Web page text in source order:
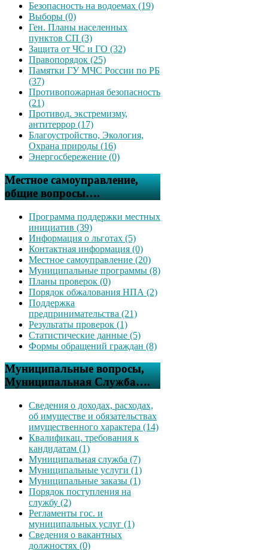
Безопасность на водоемах (19)
Выборы (0)
Ген. Планы населенных
пунктов СП (3)
Защита от ЧС и ГО (32)
Правопорядок (25)
Памятки ГУ МЧС России по РБ
(37)
Противопожарная безопасность
(21)
Противод. экстремизму,
антитеррор (17)
Благоустройство, Экология,
Охрана природы (16)
Энергосбережение (0)
Местное самоуправление,
общие вопросы….
Программа поддержки местных
инициатив (39)
Информация о льготах (5)
Контактная информация (0)
Местное самоуправление (20)
Муниципальные программы (8)
Планы проверок (0)
Порядок обжалования НПА (2)
Поддержка
предпринимательства (21)
Результаты проверок (1)
Статистические данные (5)
Формы обращений граждан (8)
Муниципальные вопросы,
Муниципальная Служба….
Сведения о доходах, расходах,
об имуществе и обязательствах
имущественного характера (14)
Квалификац. требования к
кандидатам (1)
Муниципальная служба (7)
Муниципальные услуги (1)
Муниципальные заказы (1)
Порядок поступления на
службу (2)
Регламенты гос. и
муниципальных услуг (1)
Сведения о вакантных
должностях (0)